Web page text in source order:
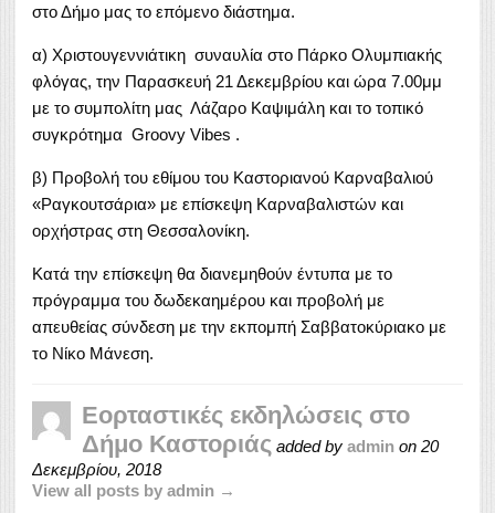
στο Δήμο μας το επόμενο διάστημα.
α) Χριστουγεννιάτικη συναυλία στο Πάρκο Ολυμπιακής
φλόγας, την Παρασκευή 21 Δεκεμβρίου και ώρα 7.00μμ
με το συμπολίτη μας Λάζαρο Καψιμάλη και το τοπικό
συγκρότημα Groovy Vibes .
β) Προβολή του εθίμου του Καστοριανού Καρναβαλιού
«Ραγκουτσάρια» με επίσκεψη Καρναβαλιστών και
ορχήστρας στη Θεσσαλονίκη.
Κατά την επίσκεψη θα διανεμηθούν έντυπα με το
πρόγραμμα του δωδεκαημέρου και προβολή με
απευθείας σύνδεση με την εκπομπή Σαββατοκύριακο με
το Νίκο Μάνεση.
Εορταστικές εκδηλώσεις στο
Δήμο Καστοριάς added by admin on 20
Δεκεμβρίου, 2018
View all posts by admin →